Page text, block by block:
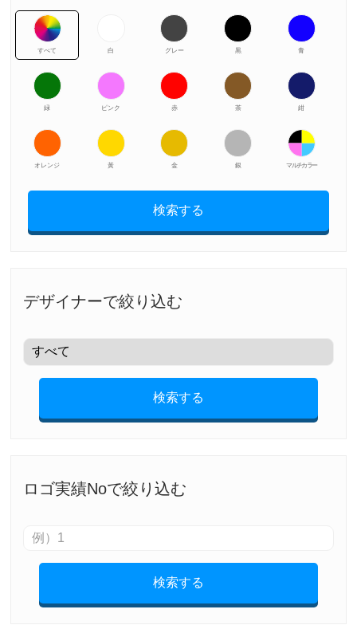
すべて 白 グレー 黒 青
緑 ピンク 赤 茶 紺
オレンジ 黃 金 銀 マルチカラー
検索する
デザイナーで絞り込む
検索する
ロゴ実績Noで絞り込む
検索する